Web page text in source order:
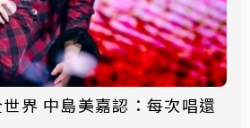
世界 中島美嘉認：每次唱還